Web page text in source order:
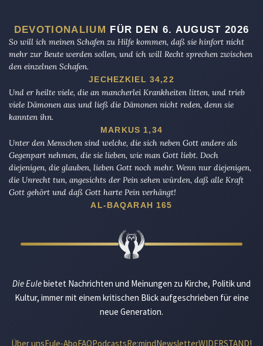
DEVOTIONALIUM FÜR DEN 6. AUGUST 2026
So will ich meinen Schafen zu Hilfe kommen, daß sie hinfort nicht
mehr zur Beute werden sollen, und ich will Recht sprechen zwischen
den einzelnen Schafen.
JECHEZKIEL 34,22
Und er heilte viele, die an mancherlei Krankheiten litten, und trieb
viele Dämonen aus und ließ die Dämonen nicht reden, denn sie
kannten ihn.
MARKUS 1,34
Unter den Menschen sind welche, die sich neben Gott andere als
Gegenpart nehmen, die sie lieben, wie man Gott liebt. Doch
diejenigen, die glauben, lieben Gott noch mehr. Wenn nur diejenigen,
die Unrecht tun, angesichts der Pein sehen würden, daß alle Kraft
Gott gehört und daß Gott harte Pein verhängt!
AL-BAQARAH 165
Die Eulebietet Nachrichten und Meinungen zu Kirche, Politik und
Kultur, immer mit einem kritischen Blick aufgeschrieben für eine
neue Generation.
Über unsEule-AboFAQPodcastsRe:mindNewsletterWIDERSTAND!